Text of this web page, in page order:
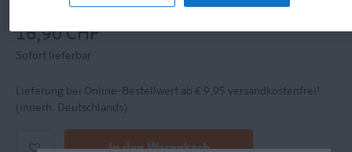
16,90 CHF
Sofort lieferbar
Lieferung bei Online-Bestellwert ab € 9,95 versandkostenfrei!
(innerh. Deutschlands)
In den Warenkorb